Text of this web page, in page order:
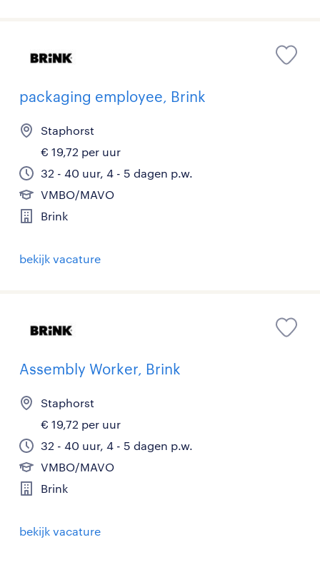
packaging employee, Brink
Staphorst
€ 19,72 per uur
32 - 40 uur, 4 - 5 dagen p.w.
VMBO/MAVO
Brink
bekijk vacature
Assembly Worker, Brink
Staphorst
€ 19,72 per uur
32 - 40 uur, 4 - 5 dagen p.w.
VMBO/MAVO
Brink
bekijk vacature